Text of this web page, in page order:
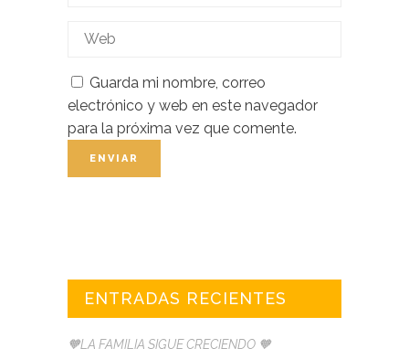
Guarda mi nombre, correo
electrónico y web en este navegador
para la próxima vez que comente.
ENTRADAS RECIENTES
🧡LA FAMILIA SIGUE CRECIENDO 🧡